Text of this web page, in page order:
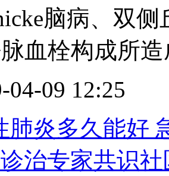
脑病、双
血栓构成所
04-09 12:25